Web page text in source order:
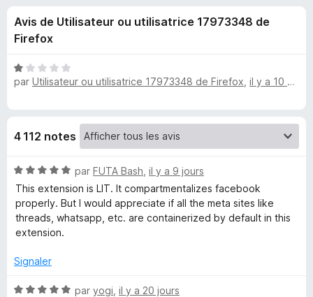
a
u
r
f
o
x
u
e
s
o
u
r
F
a
Avis de Utilisateur ou utilisatrice 17973348 de
Firefox
N
o
s
r
5
par Utilisateur ou utilisatrice 17973348 de Firefox il y a 10 mois
4 112 notes
N
o
t
é
5
u
5
par FUTA Bash il y a 9 jours
This extension is LIT. It compartmentalizes facebook
properly. But I would appreciate if all the meta sites like
threads, whatsapp, etc. are containerized by default in this
extension.
Signaler
N
par yogi il y a 20 jours